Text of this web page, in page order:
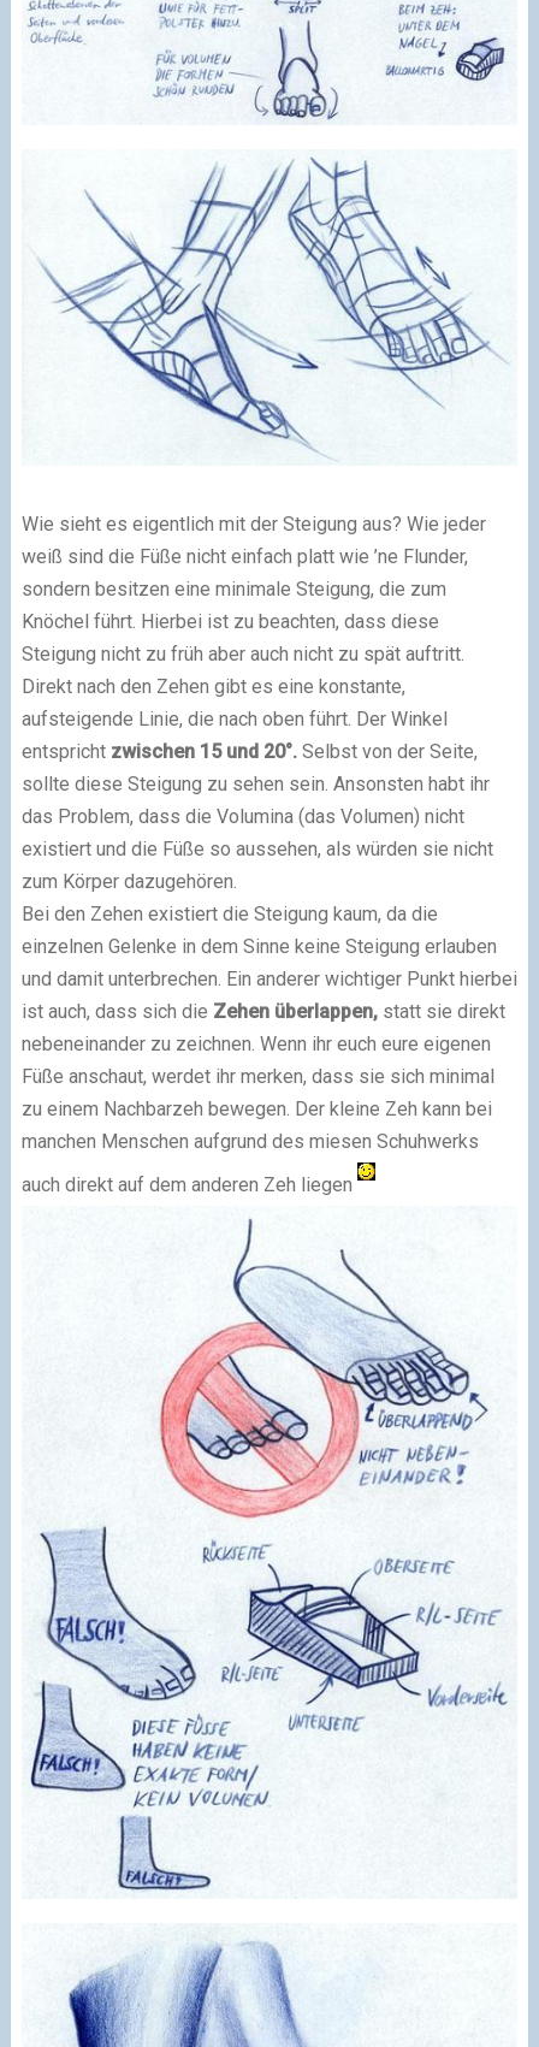
Wie sieht es eigentlich mit der Steigung aus? Wie jeder
weiß sind die Füße nicht einfach platt wie ’ne Flunder,
sondern besitzen eine minimale Steigung, die zum
Knöchel führt. Hierbei ist zu beachten, dass diese
Steigung nicht zu früh aber auch nicht zu spät auftritt.
Direkt nach den Zehen gibt es eine konstante,
aufsteigende Linie, die nach oben führt. Der Winkel
entspricht zwischen 15 und 20°.Selbst von der Seite,
sollte diese Steigung zu sehen sein. Ansonsten habt ihr
das Problem, dass die Volumina (das Volumen) nicht
existiert und die Füße so aussehen, als würden sie nicht
zum Körper dazugehören.
Bei den Zehen existiert die Steigung kaum, da die
einzelnen Gelenke in dem Sinne keine Steigung erlauben
und damit unterbrechen. Ein anderer wichtiger Punkt hierbei
ist auch, dass sich die Zehen überlappen, statt sie direkt
nebeneinander zu zeichnen. Wenn ihr euch eure eigenen
Füße anschaut, werdet ihr merken, dass sie sich minimal
zu einem Nachbarzeh bewegen. Der kleine Zeh kann bei
manchen Menschen aufgrund des miesen Schuhwerks
auch direkt auf dem anderen Zeh liegen